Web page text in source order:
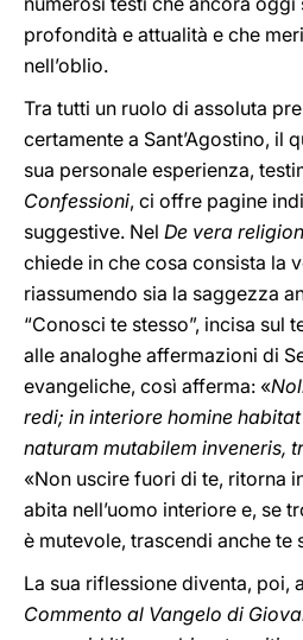
profondità e attualità e che
nell’oblio.
Tra tutti un ruolo di assoluta
certamente a Sant’Agostino, il
sua personale esperienza,
Confessioni, ci offre pagine
suggestive. Nel De vera
chiede in che cosa consista la
riassumendo sia la saggezza
“Conosci te stesso”, incisa sul
alle analoghe affermazioni di
evangeliche, così afferma: «
redi; in interiore homine
naturam mutabilem inveneris,
«Non uscire fuori di te, ritorna
abita nell’uomo interiore e, se
è mutevole, trascendi anche te
La sua riflessione diventa, poi,
Commento al Vangelo di